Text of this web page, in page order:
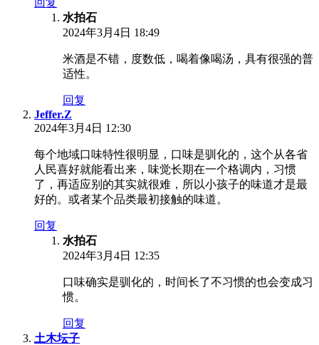
水拍石
2024年3月4日 18:49
米酒是不错，度数低，喝着像喝汤，具有很强的普
适性。
回复
Jeffer.Z
2024年3月4日 12:30
每个地域口味特性很明显，口味是驯化的，这个从各省
人民喜好就能看出来，味觉长期在一个格调内，习惯
了，再适应别的其实就很难，所以小孩子的味道才是最
好的。或者某个品类最初接触的味道。
回复
水拍石
2024年3月4日 12:35
口味确实是驯化的，时间长了不习惯的也会变成习
惯。
回复
土木坛子